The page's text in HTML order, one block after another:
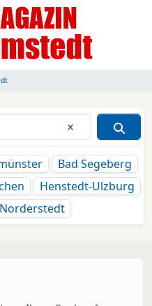
Eingabe
Bad Segeberg
Henstedt-Ulzburg
Norderstedt